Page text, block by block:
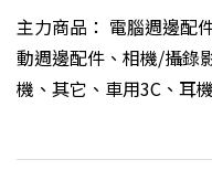
主力商品： 電腦週邊配
動週邊配件、相機/攝錄
機、其它、車用3C、耳